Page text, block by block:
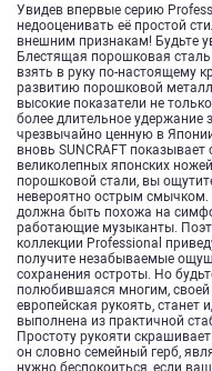
Увидев впервые серию
недооценивать её простой
внешним признакам! Будьте
Блестящая порошковая
взять в руку по-настоящему
развитию порошковой
высокие показатели не
более длительное удержание
чрезвычайно ценную в
вновь SUNCRAFT
великолепных японских
порошковой стали, вы
невероятно острым смычком.
должна быть похожа на
работающие музыканты.
коллекции Professional
получите незабываемые
сохранения остроты. Но
полюбившаяся многим,
европейская рукоять,
выполнена из практичной
Простоту рукояти
он словно семейный герб,
нужно беспокоиться, если